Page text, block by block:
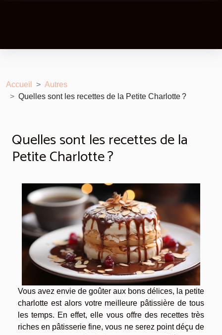
Accueil
Autres
Quelles sont les recettes de la Petite Charlotte ?
Quelles sont les recettes de la
Petite Charlotte ?
Vous avez envie de goûter aux bons délices, la petite
charlotte est alors votre meilleure pâtissière de tous
les temps. En effet, elle vous offre des recettes très
riches en pâtisserie fine, vous ne serez point déçu de